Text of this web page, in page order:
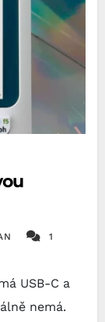
1
USB-C a
nemá.